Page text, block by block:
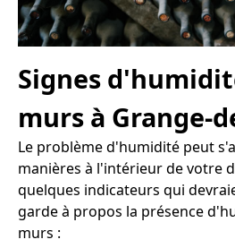
Signes
murs à Grange-
Le problème d'humidité peut
manières à l'intérieur de votre
quelques indicateurs qui
garde à propos la présence
murs :